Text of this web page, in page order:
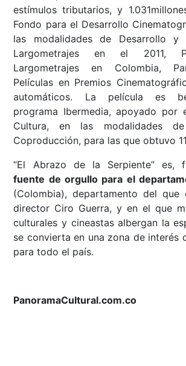
estímulos tributarios, y
Fondo para el Desarrollo
las modalidades de Desarrollo y
Largometrajes en el 2011,
Largometrajes en Colombia,
Películas en Premios
automáticos. La película es
programa Ibermedia, apoyado por
Cultura, en las modalidades
Coproducción, para las que obtuvo
“El Abrazo de la Serpiente” es,
fuente de orgullo para el
(Colombia), departamento del que
director Ciro Guerra, y en el que
culturales y cineastas albergan la
se convierta en una zona de interés
para todo el país.
PanoramaCultural.com.co